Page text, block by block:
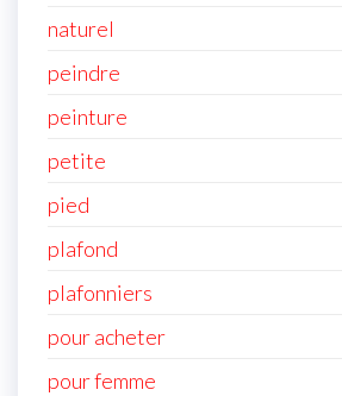
naturel
peindre
peinture
petite
pied
plafond
plafonniers
pour acheter
pour femme